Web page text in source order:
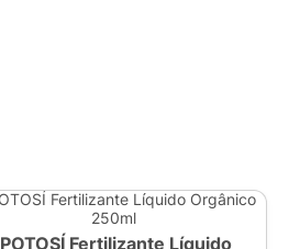
POTOSÍ Fertilizante Líquido